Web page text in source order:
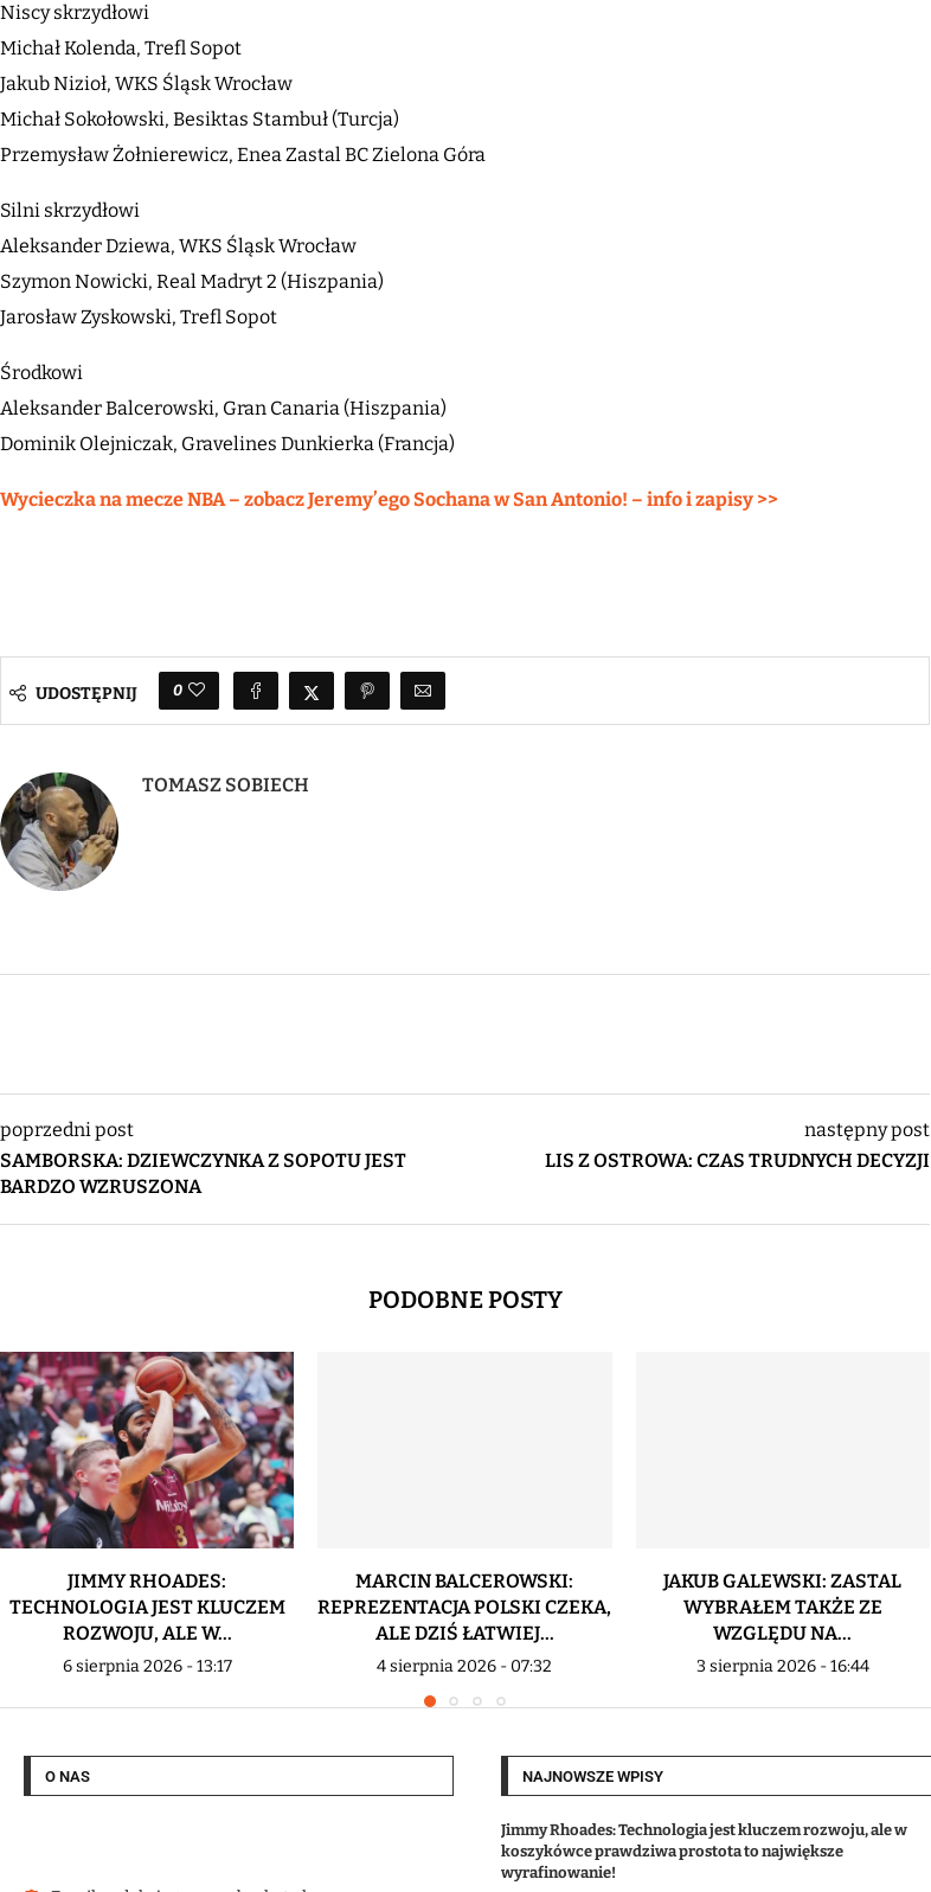
Niscy skrzydłowi
Michał Kolenda, Trefl Sopot
Jakub Nizioł, WKS Śląsk Wrocław
Michał Sokołowski, Besiktas Stambuł (Turcja)
Przemysław Żołnierewicz, Enea Zastal BC Zielona Góra
Silni skrzydłowi
Aleksander Dziewa, WKS Śląsk Wrocław
Szymon Nowicki, Real Madryt 2 (Hiszpania)
Jarosław Zyskowski, Trefl Sopot
Środkowi
Aleksander Balcerowski, Gran Canaria (Hiszpania)
Dominik Olejniczak, Gravelines Dunkierka (Francja)
Wycieczka na mecze NBA – zobacz Jeremy’ego Sochana w San Antonio! – info i zapisy >>
UDOSTĘPNIJ 0
TOMASZ SOBIECH
poprzedni post
SAMBORSKA: DZIEWCZYNKA Z SOPOTU JEST
BARDZO WZRUSZONA
następny post
LIS Z OSTROWA: CZAS TRUDNYCH DECYZJI
PODOBNE POSTY
JIMMY RHOADES:
TECHNOLOGIA JEST KLUCZEM
ROZWOJU, ALE W...
6 sierpnia 2026 - 13:17
MARCIN BALCEROWSKI:
REPREZENTACJA POLSKI CZEKA,
ALE DZIŚ ŁATWIEJ...
4 sierpnia 2026 - 07:32
JAKUB GALEWSKI: ZASTAL
WYBRAŁEM TAKŻE ZE
WZGLĘDU NA...
3 sierpnia 2026 - 16:44
O NAS NAJNOWSZE WPISY
Jimmy Rhoades: Technologia jest kluczem rozwoju, ale w
koszykówce prawdziwa prostota to największe
wyrafinowanie!